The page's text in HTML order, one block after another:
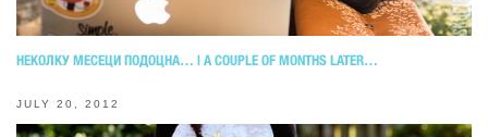
НЕКОЛКУ МЕСЕЦИ ПОДОЦНА… | A COUPLE OF MONTHS LATER…
JULY 20, 2012